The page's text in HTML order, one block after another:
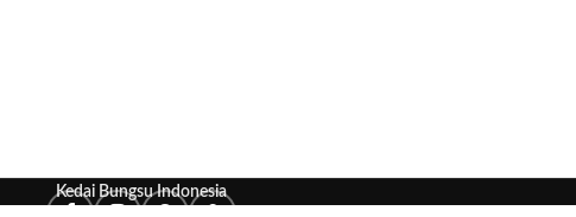
Kedai Bungsu Indonesia